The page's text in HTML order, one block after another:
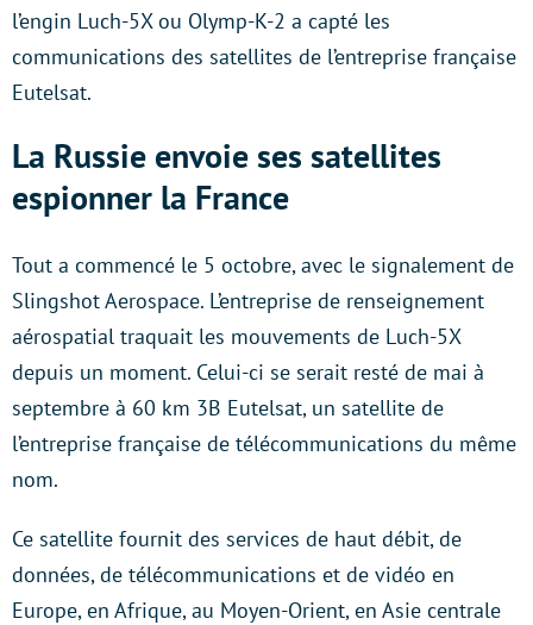
l’engin Luch-5X ou Olymp-K-2 a capté les
communications des satellites de l’entreprise française
Eutelsat.
La Russie envoie ses satellites
espionner la France
Tout a commencé le 5 octobre, avec le signalement de
Slingshot Aerospace. L’entreprise de renseignement
aérospatial traquait les mouvements de Luch-5X
depuis un moment. Celui-ci se serait resté de mai à
septembre à 60 km 3B Eutelsat, un satellite de
l’entreprise française de télécommunications du même
nom.
Ce satellite fournit des services de haut débit, de
données, de télécommunications et de vidéo en
Europe, en Afrique, au Moyen-Orient, en Asie centrale